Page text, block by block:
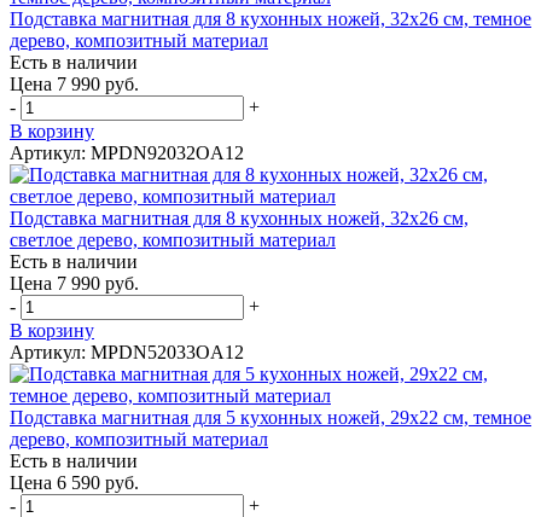
Подставка магнитная для 8 кухонных ножей, 32х26 см, темное
дерево, композитный материал
Есть в наличии
Цена 7 990 руб.
-
+
В корзину
Артикул: MPDN92032OA12
Подставка магнитная для 8 кухонных ножей, 32х26 см,
светлое дерево, композитный материал
Есть в наличии
Цена 7 990 руб.
-
+
В корзину
Артикул: MPDN52033OA12
Подставка магнитная для 5 кухонных ножей, 29х22 см, темное
дерево, композитный материал
Есть в наличии
Цена 6 590 руб.
-
+